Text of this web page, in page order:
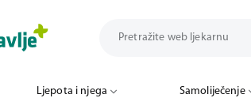
Ljepota i njega Samoliječenje